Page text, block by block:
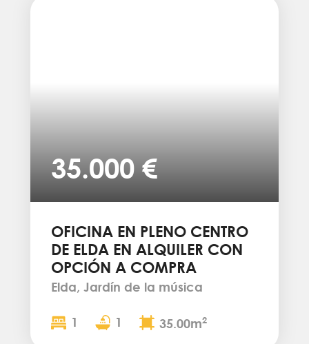
35.000 €
OFICINA EN PLENO CENTRO
DE ELDA EN ALQUILER CON
OPCIÓN A COMPRA
Elda, Jardín de la música
1 1 35.00m2